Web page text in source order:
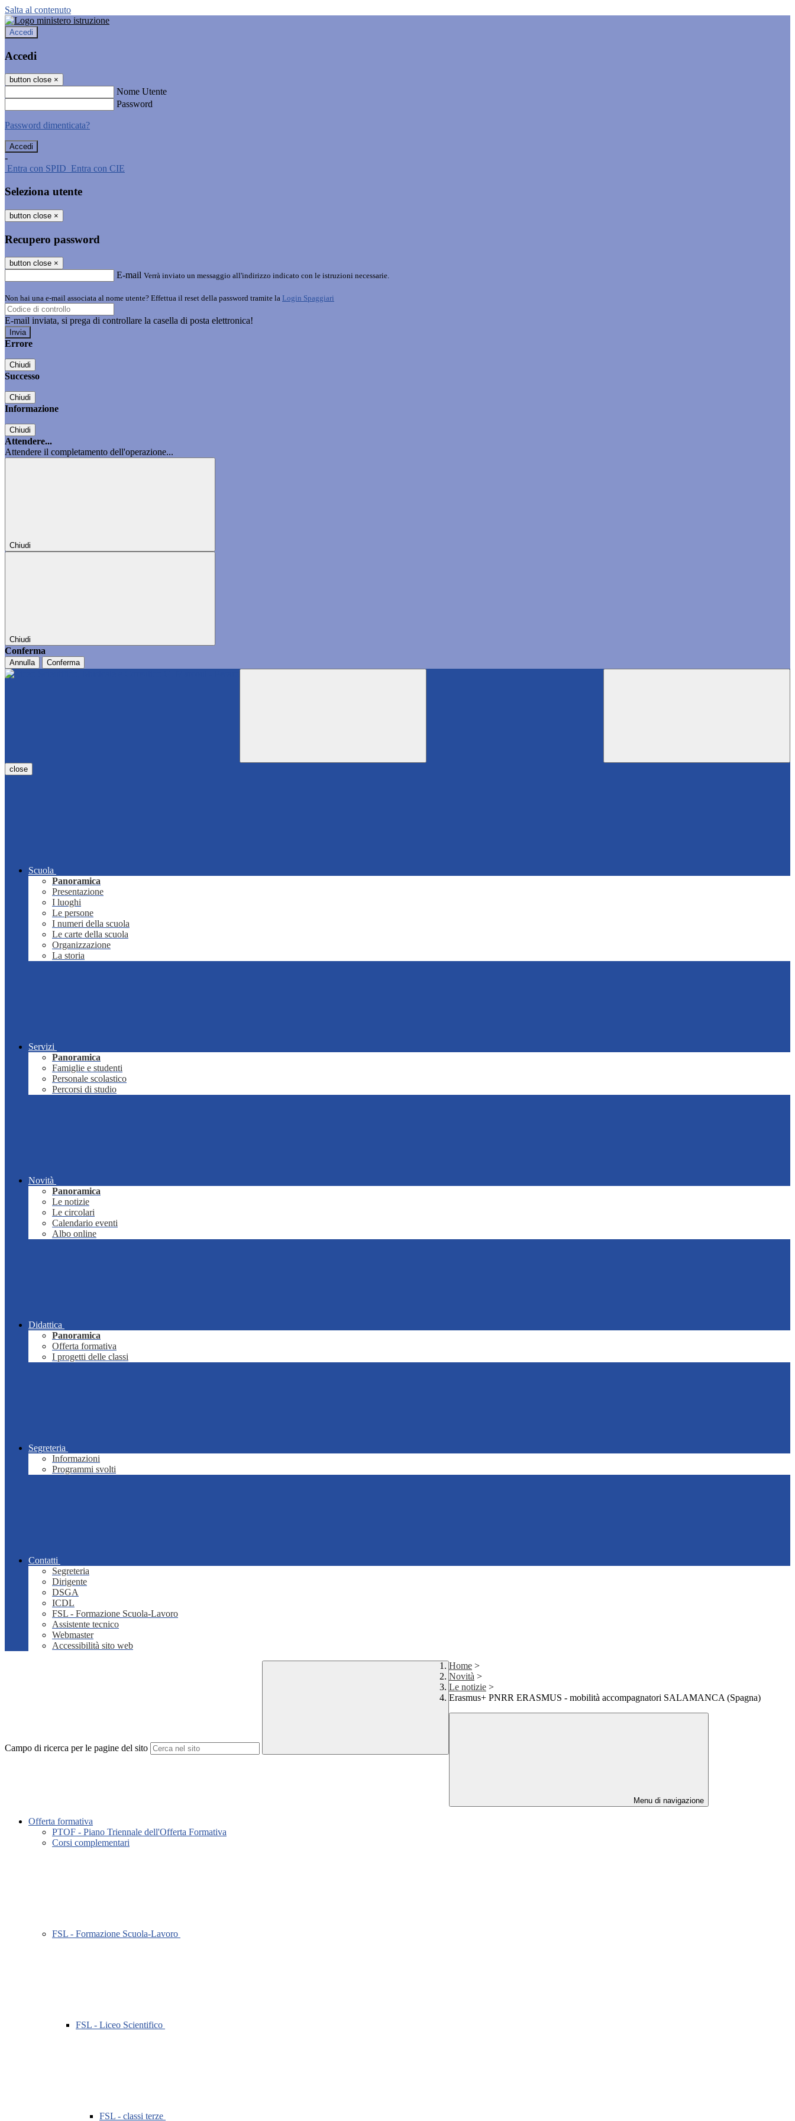
Salta al contenuto
Accedi
Accedi
button close ×
Nome Utente
Password
Password dimenticata?
-
Entra con SPID Entra con CIE
Seleziona utente
button close ×
Recupero password
button close ×
E-mail Verrà inviato un messaggio all'indirizzo indicato con le istruzioni necessarie.
Non hai una e-mail associata al nome utente? Effettua il reset della password tramite la Login Spaggiari
E-mail inviata, si prega di controllare la casella di posta elettronica!
Errore
Chiudi
Successo
Chiudi
Informazione
Chiudi
Attendere...
Attendere il completamento dell'operazione...
Chiudi
Chiudi
Conferma
Annulla Conferma
close
Scuola
Panoramica
Presentazione
I luoghi
Le persone
I numeri della scuola
Le carte della scuola
Organizzazione
La storia
Servizi
Panoramica
Famiglie e studenti
Personale scolastico
Percorsi di studio
Novità
Panoramica
Le notizie
Le circolari
Calendario eventi
Albo online
Didattica
Panoramica
Offerta formativa
I progetti delle classi
Segreteria
Informazioni
Programmi svolti
Contatti
Segreteria
Dirigente
DSGA
ICDL
FSL - Formazione Scuola-Lavoro
Assistente tecnico
Webmaster
Accessibilità sito web
Campo di ricerca per le pagine del sito
Home >
Novità >
Le notizie >
Erasmus+ PNRR ERASMUS - mobilità accompagnatori SALAMANCA (Spagna)
Menu di navigazione
Offerta formativa
PTOF - Piano Triennale dell'Offerta Formativa
Corsi complementari
FSL - Formazione Scuola-Lavoro
FSL - Liceo Scientifico
FSL - classi terze